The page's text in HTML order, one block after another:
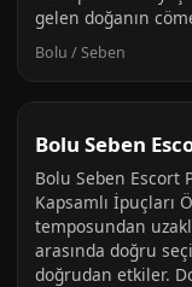
gelen doğanın
Bolu / Seben
Bolu Seben
Bolu Seben Escort
Kapsamlı İpuçları
temposundan
arasında doğru
doğrudan etkiler.